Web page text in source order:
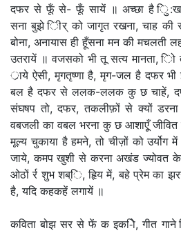
दफर से फूँ से- फूँ सायें ॥ अच्छा है िु:ख
सना बुझे िीर् को जागृत रखना, चाह की
बोना, अनायास ही हूँसना मन की
उतरायें ॥ वजसको भी तू सत्य मानता,
र्ाये ऐसी, मृगतृष्णा है, मृग-जल है दफर भी
बल है दफर से ललक-ललक कु छ चाहें,
संघषप तो, दफर, तकलीफ़ों से क्यों
वबजली का वबल भरना कु छ आशाएूँ
मूल्य चुकाया है हमने, तो चीज़ों को उर्योग
जाये, कमप खुशी से करना अखंड ज्योवत के
ओठों र्र शुभ शब्ि, हृिय में, बहे प्रेम का
है, यदि कहकहें लगायें ॥
कविता बोझ सर से फें क इक-िो, गीत